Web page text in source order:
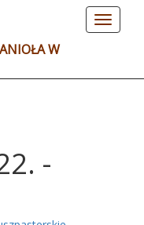
Toggle
W
-